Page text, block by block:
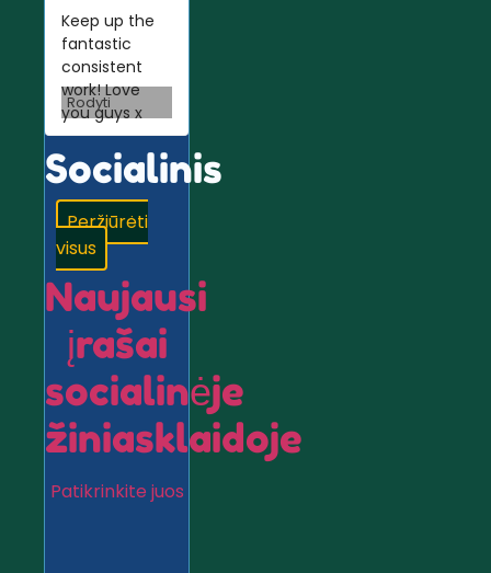
Keep up the
fantastic
consistent
work! Love
you guys x
Rodyti
Socialinis
Peržiūrėti
visus
Naujausi
įrašai
socialinėje
žiniasklaidoje
Patikrinkite juos